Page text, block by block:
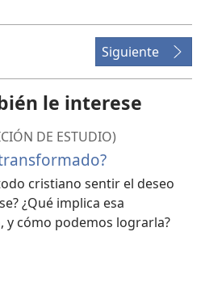
Siguiente
le interese
DE ESTUDIO)
cristiano sentir el deseo
¿Qué implica esa
cómo podemos lograrla?